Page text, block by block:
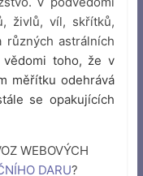
živlů, víl, skřítků,
astrálních
toho, že v
měřítku odehrává
se opakujících
WEBOVÝCH
DARU?